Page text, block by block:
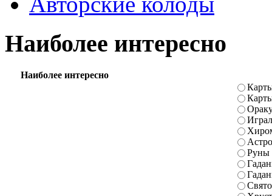
Наиболее интересно
Наиболее интересно
Руны